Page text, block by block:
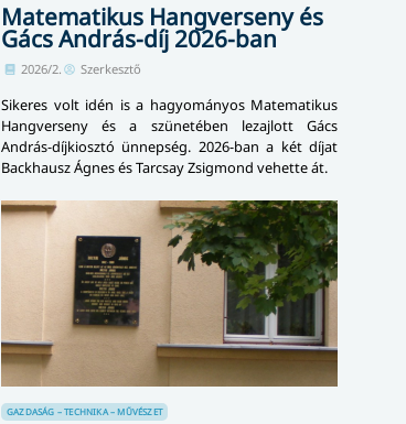
Matematikus Hangverseny és
Gács András-díj 2026-ban
2026/2. Szerkesztő
Sikeres volt idén is a hagyományos Matematikus
Hangverseny és a szünetében lezajlott Gács
András-díjkiosztó ünnepség. 2026-ban a két díjat
Backhausz Ágnes és Tarcsay Zsigmond vehette át.
GAZDASÁG – TECHNIKA – MŰVÉSZET